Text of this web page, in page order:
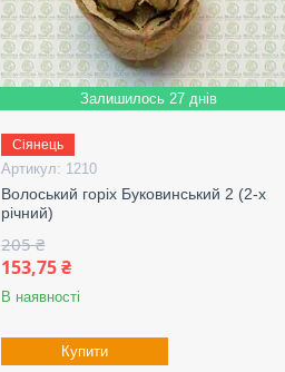
Залишилось 27 днів
Сіянець
1210
Волоський горіх Буковинський 2 (2-х
річний)
205 ₴
153,75 ₴
В наявності
Купити